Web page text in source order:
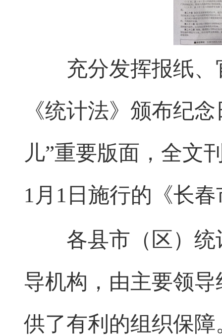
充分发挥报纸、
《统计法》颁布纪
儿”重要版面，全文
1月1日施行的《长
各县市（区）统
导机构，由主要领
供了有利的组织保障